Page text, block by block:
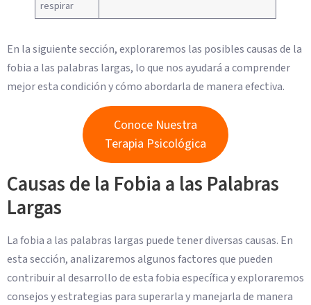
respirar
En la siguiente sección, exploraremos las posibles causas de la
fobia a las palabras largas, lo que nos ayudará a comprender
mejor esta condición y cómo abordarla de manera efectiva.
Conoce Nuestra
Terapia Psicológica
Causas de la Fobia a las Palabras
Largas
La fobia a las palabras largas puede tener diversas causas. En
esta sección, analizaremos algunos factores que pueden
contribuir al desarrollo de esta fobia específica y exploraremos
consejos y estrategias para superarla y manejarla de manera